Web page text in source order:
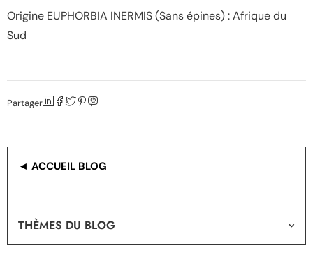
Origine EUPHORBIA INERMIS (Sans épines) : Afrique du
Sud
Partager
◄ ACCUEIL BLOG
THÈMES DU BLOG